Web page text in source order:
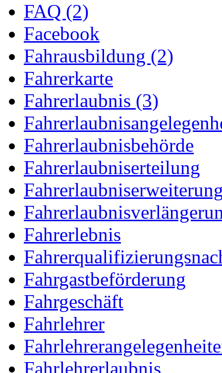
FAQ (2)
Facebook
Fahrausbildung (2)
Fahrerkarte
Fahrerlaubnis (3)
Fahrerlaubnisbehörde
Fahrerlaubniserteilung
Fahrerlebnis
Fahrgastbeförderung
Fahrgeschäft
Fahrlehrer
Fahrlehrerlaubnis